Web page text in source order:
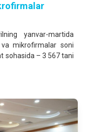
yanvar-martida
mikrofirmalar soni
sohasida – 3 567 tani